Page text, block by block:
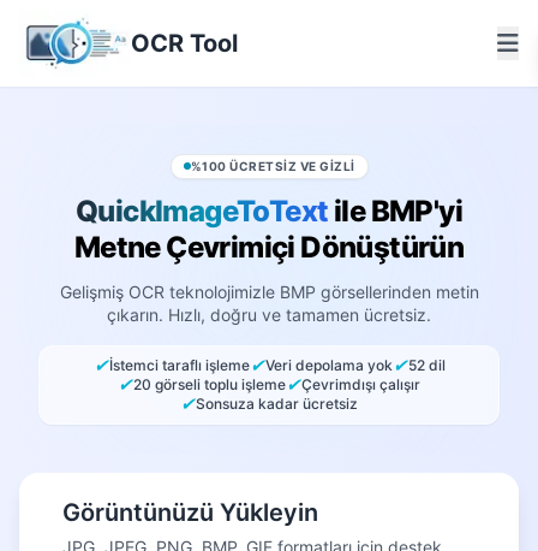
OCR Tool
%100 ÜCRETSIZ VE GIZLI
QuickImageToText ile BMP'yi
Metne Çevrimiçi Dönüştürün
Gelişmiş OCR teknolojimizle BMP görsellerinden metin
çıkarın. Hızlı, doğru ve tamamen ücretsiz.
✔İstemci taraflı işleme✔Veri depolama yok✔52 dil
✔20 görseli toplu işleme✔Çevrimdışı çalışır
✔Sonsuza kadar ücretsiz
Görüntünüzü Yükleyin
JPG, JPEG, PNG, BMP, GIF formatları için destek